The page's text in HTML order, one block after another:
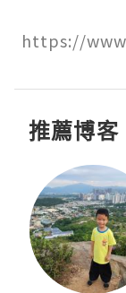
https://
推薦博客